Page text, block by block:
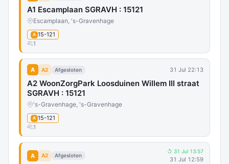
A1 Escamplaan SGRAVH : 15121
Escamplaan, 's-Gravenhage
A 15-121
1
A A2 Afgesloten 31 Jul 22:13
A2 WoonZorgPark Loosduinen Willem III straat
SGRAVH : 15121
's-Gravenhage, 's-Gravenhage
A 15-121
1
A A2 Afgesloten
↺ 31 Jul 13:57
31 Jul 12:59